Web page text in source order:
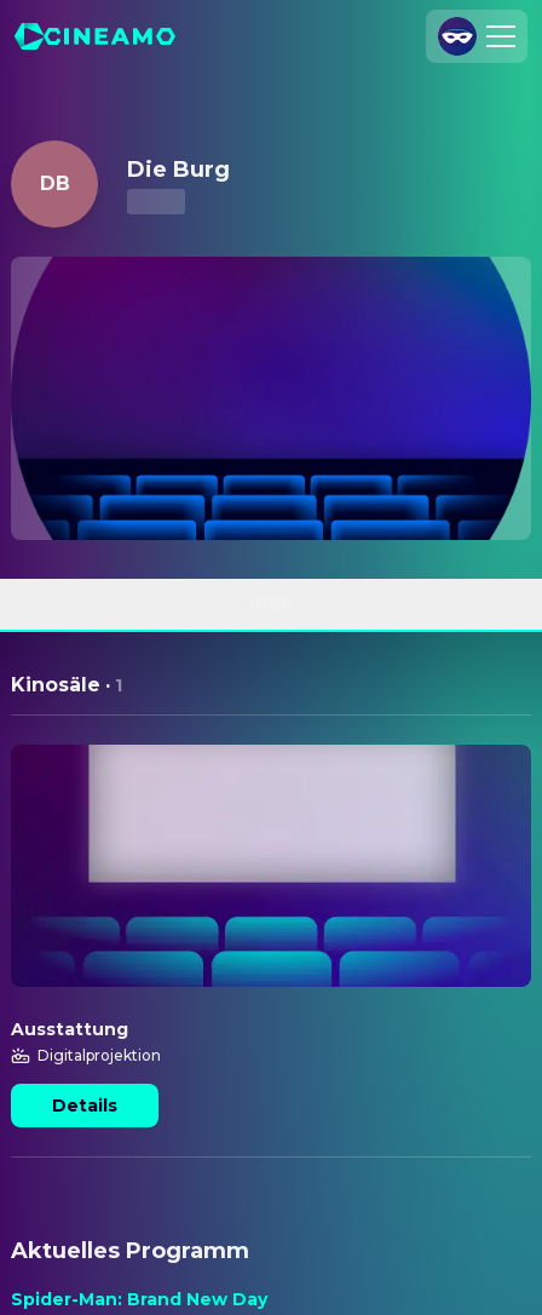
DB
Die Burg
Kinosäle · 1
Ausstattung
Digitalprojektion
Details
Aktuelles Programm
Spider-Man: Brand New Day